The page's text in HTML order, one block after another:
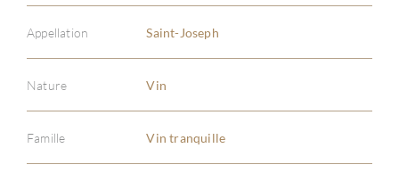
Appellation Saint-Joseph
Nature Vin
Famille Vin tranquille